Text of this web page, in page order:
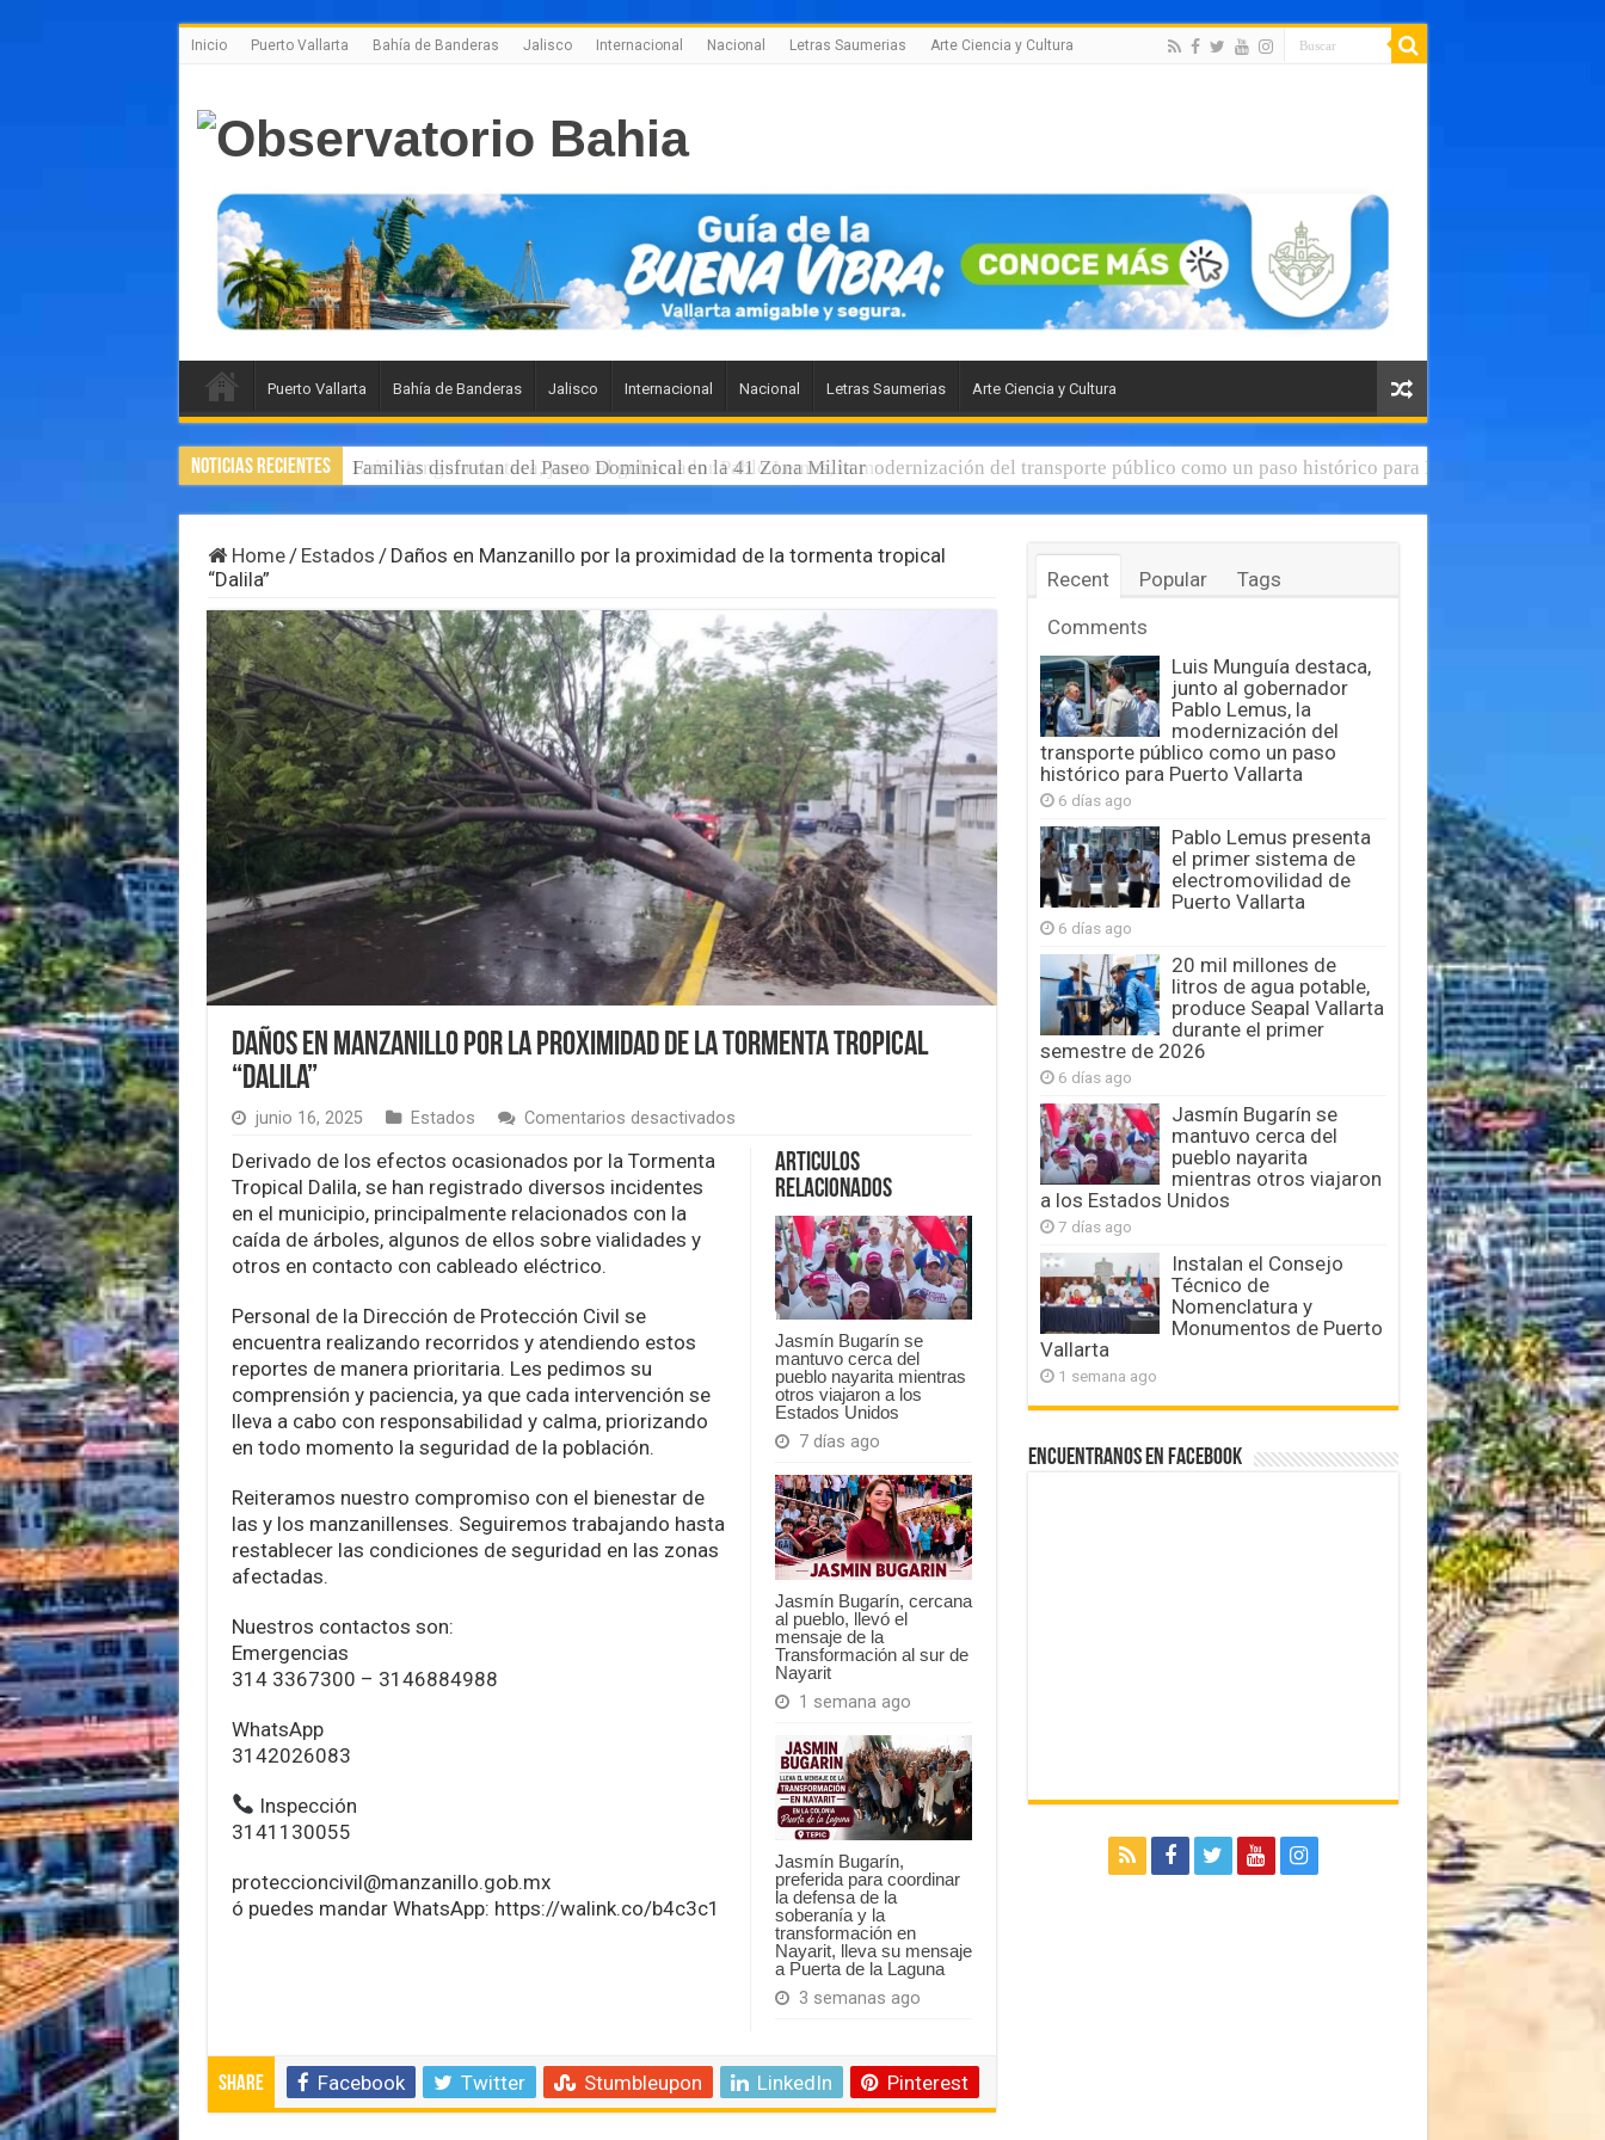
Inicio Puerto Vallarta Bahía de Banderas Jalisco Internacional Nacional Letras Saumerias Arte Ciencia y Cultura
Puerto Vallarta Bahía de Banderas Jalisco Internacional Nacional Letras Saumerias Arte Ciencia y Cultura
Noticias Recientes Familias disfrutan del Paseo Dominical en la 41 Zona Militar
Luis Munguía destaca, junto al gobernador Pablo Lemus, la modernización del transporte público como un paso histórico para Puerto Vallarta
Home / Estados / Daños en Manzanillo por la proximidad de la tormenta tropical
“Dalila”
Daños en Manzanillo por la proximidad de la tormenta tropical
“Dalila”
junio 16, 2025 Estados Comentarios desactivadosen
Manzanillo
proximidad
tormenta
tropical
“Dalila”
Articulos
Relacionados
Jasmín Bugarín se
mantuvo cerca del
pueblo nayarita mientras
otros viajaron a los
Estados Unidos
7 días ago
Jasmín Bugarín, cercana
al pueblo, llevó el
mensaje de la
Transformación al sur de
Nayarit
1 semana ago
Jasmín Bugarín,
preferida para coordinar
la defensa de la
soberanía y la
transformación en
Nayarit, lleva su mensaje
a Puerta de la Laguna
3 semanas ago
Derivado de los efectos ocasionados por la Tormenta
Tropical Dalila, se han registrado diversos incidentes
en el municipio, principalmente relacionados con la
caída de árboles, algunos de ellos sobre vialidades y
otros en contacto con cableado eléctrico.
Personal de la Dirección de Protección Civil se
encuentra realizando recorridos y atendiendo estos
reportes de manera prioritaria. Les pedimos su
comprensión y paciencia, ya que cada intervención se
lleva a cabo con responsabilidad y calma, priorizando
en todo momento la seguridad de la población.
Reiteramos nuestro compromiso con el bienestar de
las y los manzanillenses. Seguiremos trabajando hasta
restablecer las condiciones de seguridad en las zonas
afectadas.
Nuestros contactos son:
Emergencias
314 3367300 – 3146884988
WhatsApp
3142026083
Inspección
3141130055
proteccioncivil@manzanillo.gob.mx
ó puedes mandar WhatsApp: https://walink.co/b4c3c1
Share Facebook Twitter Stumbleupon LinkedIn Pinterest
Recent Popular
Tags
Comments
Luis Munguía destaca,
junto al gobernador
Pablo Lemus, la
modernización del
transporte público como un paso
histórico para Puerto Vallarta
6 días ago
Pablo Lemus presenta
el primer sistema de
electromovilidad de
Puerto Vallarta
6 días ago
20 mil millones de
litros de agua potable,
produce Seapal Vallarta
durante el primer
semestre de 2026
6 días ago
Jasmín Bugarín se
mantuvo cerca del
pueblo nayarita
mientras otros viajaron
a los Estados Unidos
7 días ago
Instalan el Consejo
Técnico de
Nomenclatura y
Monumentos de Puerto
Vallarta
1 semana ago
Encuentranos en Facebook